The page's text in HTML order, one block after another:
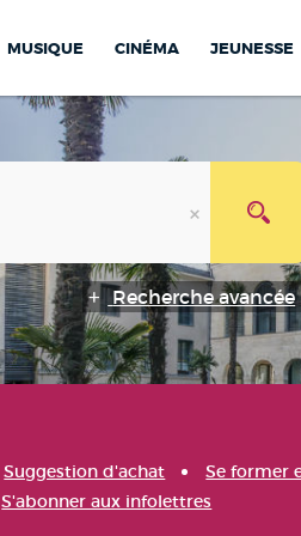
MUSIQUE CINÉMA JEUNESSE
Recherche avancée
Suggestion d'achat
Se former
S'abonner aux infolettres